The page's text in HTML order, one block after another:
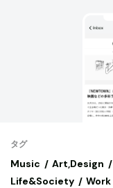
タグ
Music Art,Design
Life&Society
Work